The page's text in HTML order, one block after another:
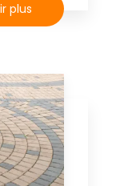
plus